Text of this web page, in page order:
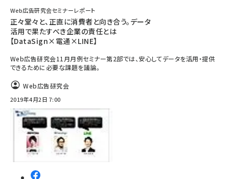
Web広告研究会セミナーレポート
正々堂々と、正直に消費者と向き合う。データ
活用で果たすべき企業の責任とは
【DataSign×電通×LINE】
Web広告研究会11月月例セミナー第2部では、安心してデータを活用・提供
できるために必要な課題を議論。
Web広告研究会
2019年4月2日 7:00